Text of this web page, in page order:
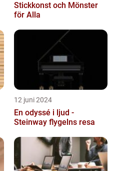
Stickkonst och Mönster
för Alla
12 juni 2024
En odyssé i ljud -
Steinway flygelns resa